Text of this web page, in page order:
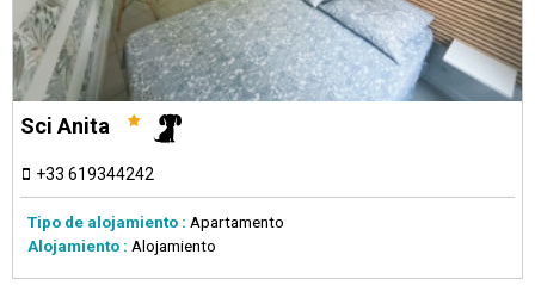
Sci Anita
+33 619344242
Tipo de alojamiento : Apartamento
Alojamiento : Alojamiento